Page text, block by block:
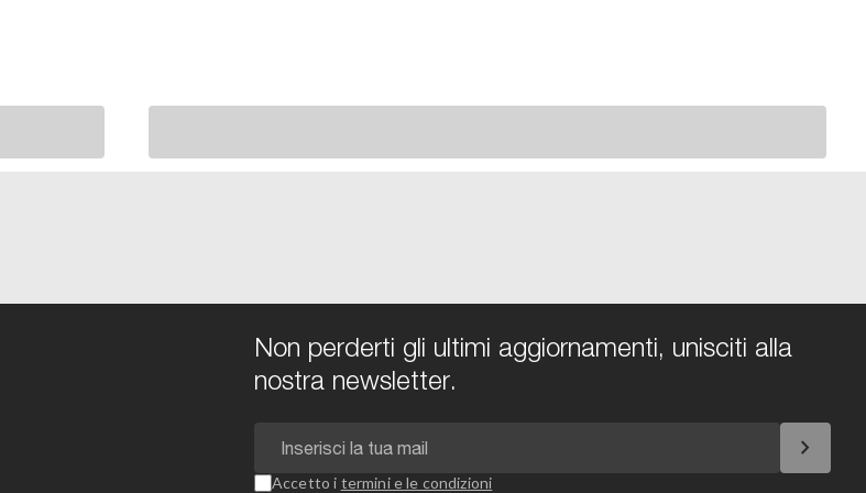
Non perderti gli ultimi aggiornamenti, unisciti alla
nostra newsletter.
chevron_right
Accetto i termini e le condizioni